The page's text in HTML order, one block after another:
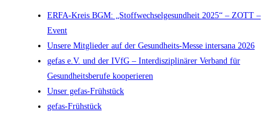
ERFA-Kreis BGM: „Stoffwechselgesundheit 2025“ – ZOTT –
Event
Unsere Mitglieder auf der Gesundheits-Messe intersana 2026
gefas e.V. und der IVfG – Interdisziplinärer Verband für
Gesundheitsberufe kooperieren
Unser gefas-Frühstück
gefas-Frühstück